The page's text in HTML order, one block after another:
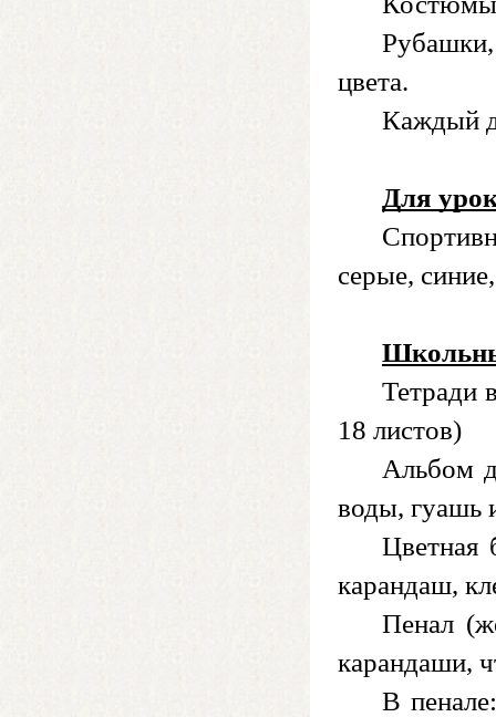
Рубашки,
цвета.
Каждый
Для
серые,
Тетради
18 листов)
Альбом
воды, гуашь
Цветная
карандаш,
Пенал
карандаши,
В